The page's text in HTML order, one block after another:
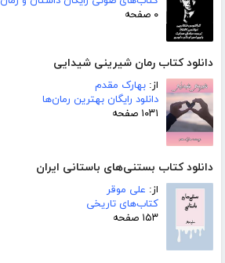
۰ صفحه
دانلود کتاب رمان شیرینی شیدایی
از: بهارک مقدم
دانلود رایگان بهترین رمان‌ها
۱۰۳۱ صفحه
دانلود کتاب بستنی‌های باستانی ایران
از: علی موقر
کتاب‌های تاریخی
۱۵۳ صفحه